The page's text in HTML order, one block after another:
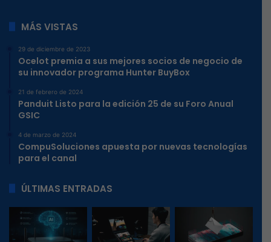
MÁS VISTAS
29 de diciembre de 2023
Ocelot premia a sus mejores socios de negocio de
su innovador programa Hunter BuyBox
21 de febrero de 2024
Panduit Listo para la edición 25 de su Foro Anual
GSIC
4 de marzo de 2024
CompuSoluciones apuesta por nuevas tecnologías
para el canal
ÚLTIMAS ENTRADAS